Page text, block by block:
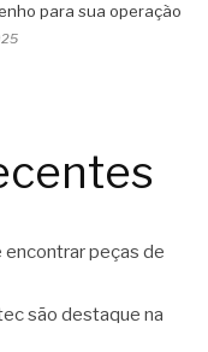
para sua operação
encontrar peças de
são destaque na